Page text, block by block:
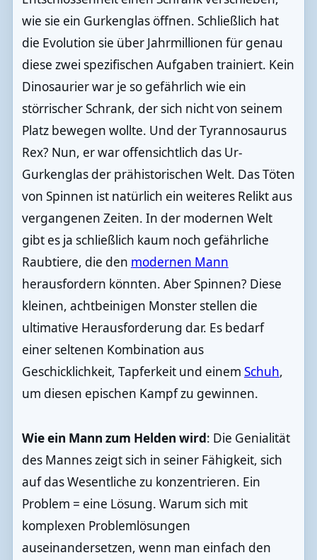
wie sie ein Gurkenglas öffnen. Schließlich hat
die Evolution sie über Jahrmillionen für genau
diese zwei spezifischen Aufgaben trainiert. Kein
Dinosaurier war je so gefährlich wie ein
störrischer Schrank, der sich nicht von seinem
Platz bewegen wollte. Und der Tyrannosaurus
Rex? Nun, er war offensichtlich das Ur-
Gurkenglas der prähistorischen Welt. Das Töten
von Spinnen ist natürlich ein weiteres Relikt aus
vergangenen Zeiten. In der modernen Welt
gibt es ja schließlich kaum noch gefährliche
Raubtiere, die den modernen Mann
herausfordern könnten. Aber Spinnen? Diese
kleinen, achtbeinigen Monster stellen die
ultimative Herausforderung dar. Es bedarf
einer seltenen Kombination aus
Geschicklichkeit, Tapferkeit und einem Schuh,
um diesen epischen Kampf zu gewinnen.
Wie ein Mann zum Helden wird: Die Genialität
des Mannes zeigt sich in seiner Fähigkeit, sich
auf das Wesentliche zu konzentrieren. Ein
Problem = eine Lösung. Warum sich mit
komplexen Problemlösungen
auseinandersetzen, wenn man einfach den